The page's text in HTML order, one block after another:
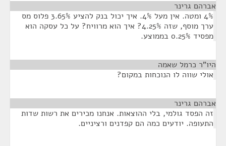
אברהם גרינר
4% ומטה. אין מעל 4%. איך יכול בנק להציע 3.65% פלוס מס
ערך מוסף, שזה 4.25%? איך הוא מרוויח? על כל עסקה הוא
מפסיד 0.25% בממוצע.
היו"ר כרמל שאמה
אולי שווה לו הנוכחות במקום?
אברהם גרינר
זה הפסד גולמי, בלי ההוצאות. אנחנו מכירים את רשות שדות
התעופה. יודעים כמה הם קפדנים ורציניים.